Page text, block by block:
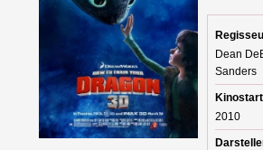
Dean
Sanders
Kinostart
2010